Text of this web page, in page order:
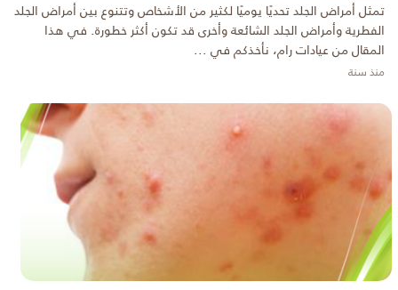
تمثل أمراض الجلد تحديًا يوميًا لكثير من الأشخاص وتتنوع بين أمراض الجلد
الفطرية وأمراض الجلد الشائعة وأخرى قد تكون أكثر خطورة. في هذا
المقال من عيادات رام، نأخذكم في ...
منذ سنة